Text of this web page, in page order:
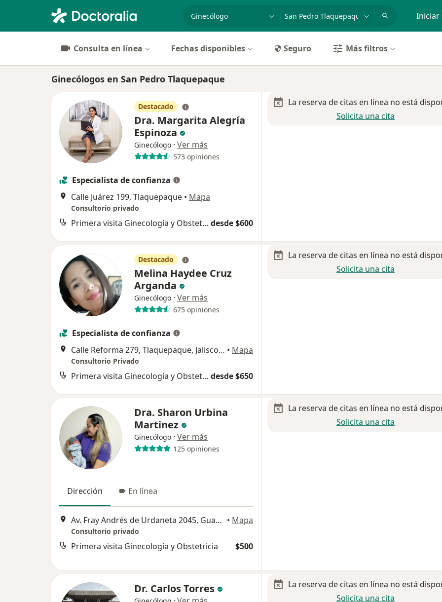
especialidad, enfermedad o nombre Iniciar
Consulta en línea Fechas disponibles Seguro Más filtros
Ginecólogos en San Pedro Tlaquepaque
Destacado
Dra. Margarita Alegría
Espinoza
Ginecólogo · Ver más
573 opiniones
Especialista de confianza
Calle Juárez 199, Tlaquepaque • Mapa
Consultorio privado
Primera visita Ginecología y Obstetricia desde $600
La reserva de citas en línea no está
Solicita una cita
Destacado
Melina Haydee Cruz
Arganda
Ginecólogo · Ver más
675 opiniones
Especialista de confianza
Calle Reforma 279, Tlaquepaque, Jalisco, México, Tlaquepaque • Mapa
Consultorio Privado
Primera visita Ginecología y Obstetricia desde $650
La reserva de citas en línea no está
Solicita una cita
Dra. Sharon Urbina
Martinez
Ginecólogo · Ver más
125 opiniones
Dirección En línea
Av. Fray Andrés de Urdaneta 2045, Guadalajara • Mapa
Consultorio privado
Primera visita Ginecología y Obstetricia $500
La reserva de citas en línea no está
Solicita una cita
Dr. Carlos Torres
La reserva de citas en línea no está
Solicita una cita